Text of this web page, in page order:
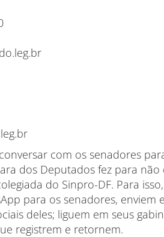
com os senadores
dos Deputados fez para não
do Sinpro-DF. Para
para os senadores, enviem
deles; liguem em seus
registrem e retornem.